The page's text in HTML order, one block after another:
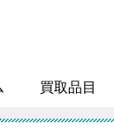
買取品目